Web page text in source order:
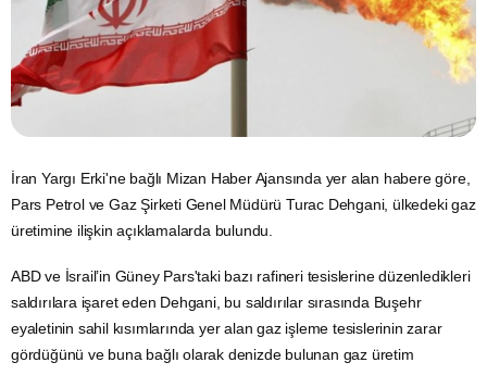
İran Yargı Erki'ne bağlı Mizan Haber Ajansında yer alan habere göre,
Pars Petrolve Gaz Şirketi Genel Müdürü Turac Dehgani, ülkedeki gaz
üretimine ilişkin açıklamalarda bulundu.
ABDve İsrail’in Güney Pars'taki bazı rafineri tesislerine düzenledikleri
saldırılara işaret eden Dehgani, bu saldırılar sırasında Buşehr
eyaletinin sahilkısımlarında yer alan gaz işleme tesislerinin zarar
gördüğünü ve buna bağlı olarak denizde bulunan gaz üretim